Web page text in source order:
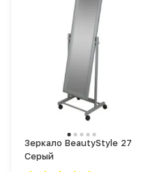
Зеркало BeautyStyle 27
Серый